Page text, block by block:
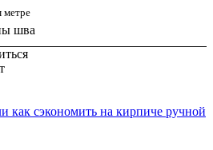
метре
шва